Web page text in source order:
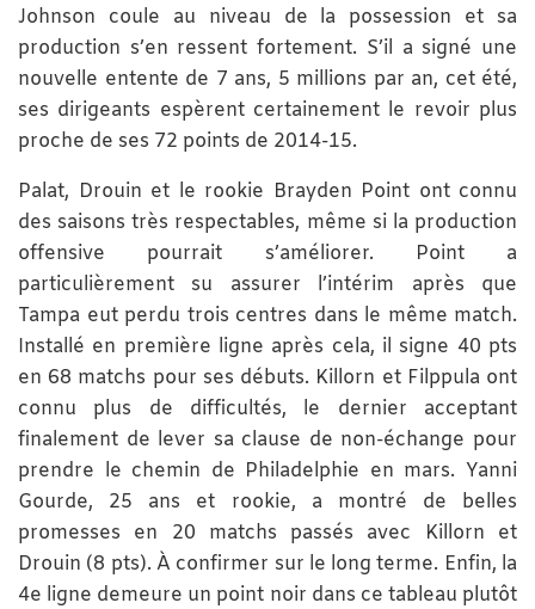
Johnson coule au niveau de la possession et sa
production s’en ressent fortement. S’il a signé une
nouvelle entente de 7 ans, 5 millions par an, cet été,
ses dirigeants espèrent certainement le revoir plus
proche de ses 72 points de 2014-15.
Palat, Drouin et le rookie Brayden Point ont connu
des saisons très respectables, même si la production
offensive pourrait s’améliorer. Point a
particulièrement su assurer l’intérim après que
Tampa eut perdu trois centres dans le même match.
Installé en première ligne après cela, il signe 40 pts
en 68 matchs pour ses débuts. Killorn et Filppula ont
connu plus de difficultés, le dernier acceptant
finalement de lever sa clause de non-échange pour
prendre le chemin de Philadelphie en mars. Yanni
Gourde, 25 ans et rookie, a montré de belles
promesses en 20 matchs passés avec Killorn et
Drouin (8 pts). À confirmer sur le long terme. Enfin, la
4e ligne demeure un point noir dans ce tableau plutôt